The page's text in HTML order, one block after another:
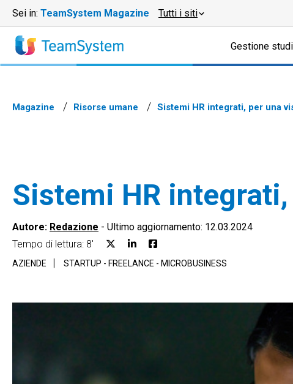
Sei in: TeamSystem Magazine Tutti i siti
Gestione
Magazine Risorse umane Sistemi HR integrati, per una
Sistemi HR
Autore: Redazione - Ultimo aggiornamento: 12.03.2024
Tempo di lettura: 8'
AZIENDE STARTUP - FREELANCE - MICROBUSINESS